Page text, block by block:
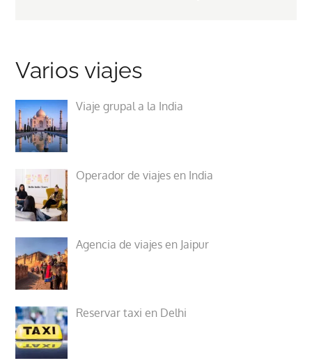
Varios viajes
Viaje grupal a la India
Operador de viajes en India
Agencia de viajes en Jaipur
Reservar taxi en Delhi